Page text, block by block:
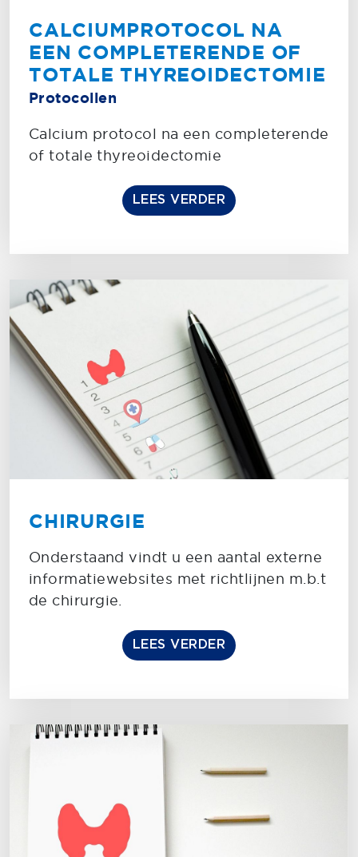
CALCIUMPROTOCOL NA
EEN COMPLETERENDE OF
TOTALE THYREOIDECTOMIE
Protocollen
Calcium protocol na een completerende
of totale thyreoidectomie
LEES VERDER
CHIRURGIE
Onderstaand vindt u een aantal externe
informatiewebsites met richtlijnen m.b.t
de chirurgie.
LEES VERDER